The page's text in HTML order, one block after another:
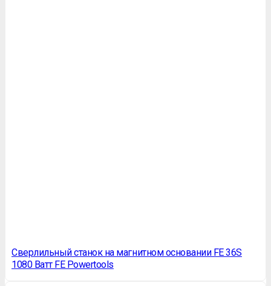
Сверлильный станок на магнитном основании FE 36S
1080 Ватт FE Powertools